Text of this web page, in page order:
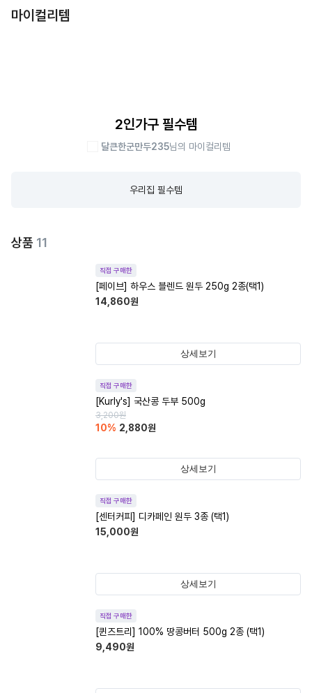
마이컬리템
2인가구 필수템
달큰한군만두235님의 마이컬리템
우리집 필수템
상품 11
직접 구매한
[페이브] 하우스 블렌드 원두 250g 2종(택1)
14,860원
상세보기
직접 구매한
[Kurly's] 국산콩 두부 500g
3,200원
10% 2,880원
상세보기
직접 구매한
[센터커피] 디카페인 원두 3종 (택1)
15,000원
상세보기
직접 구매한
[퀸즈트리] 100% 땅콩버터 500g 2종 (택1)
9,490원